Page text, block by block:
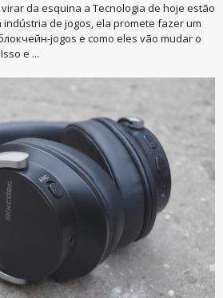
da esquina a Tecnologia de hoje estão
de jogos, ela promete fazer um
jogos e como eles vão mudar o
e ...